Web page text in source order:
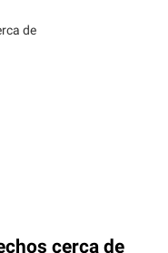
de
cerca de